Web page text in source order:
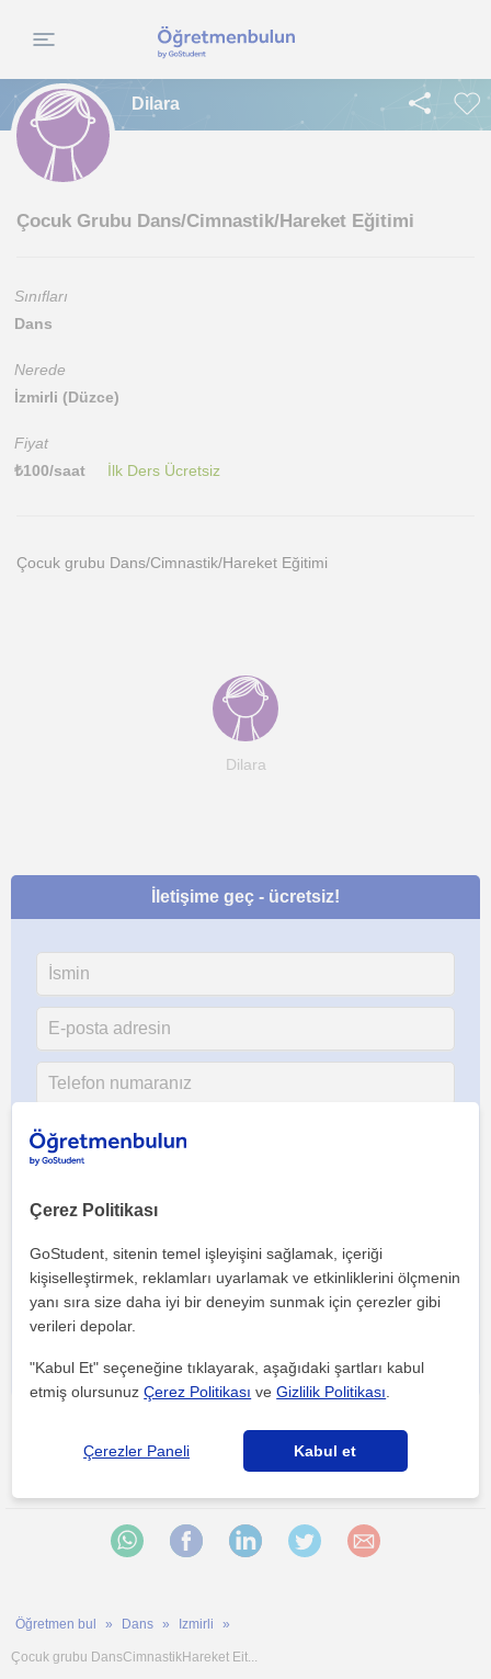
Dilara
Çocuk Grubu Dans/Cimnastik/Hareket Eğitimi
Sınıfları
Dans
Nerede
İzmirli (Düzce)
Fiyat
₺100/saat İlk Ders Ücretsiz
Çocuk grubu Dans/Cimnastik/Hareket Eğitimi
Dilara
İletişime geç - ücretsiz!
Her iki düğmeye tıklayarak,şartlar ve koşullarımızı ile
politikamızıkabul etmiş olursunuz
Bu ilanı paylaş veya e-posta ile gönder
Öğretmen bul Dans Izmirli
Çocuk grubu DansCimnastikHareket Eit...
Çerez Politikası
GoStudent, sitenin temel işleyişini sağlamak, içeriği
kişiselleştirmek, reklamları uyarlamak ve etkinliklerini ölçmenin
yanı sıra size daha iyi bir deneyim sunmak için çerezler gibi
verileri depolar.
"Kabul Et" seçeneğine tıklayarak, aşağıdaki şartları kabul
etmiş olursunuzÇerez Politikası veGizlilik Politikası
Çerezler Paneli Kabul et